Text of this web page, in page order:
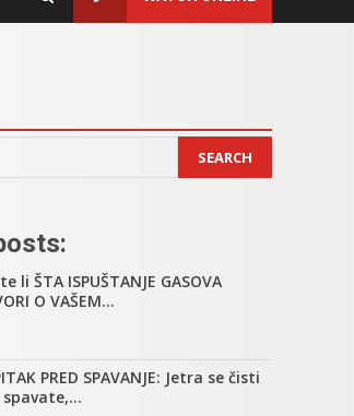
SEARCH
li ŠTA ISPUŠTANJE GASOVA
O VAŠEM…
PRED SPAVANJE: Jetra se čisti
spavate,…